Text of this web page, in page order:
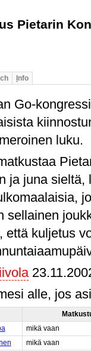
Pietarin
Info
Go-
luku.
ja juna
sellainen
että kuljetus
alle, jos
mikä vaan
mikä vaan